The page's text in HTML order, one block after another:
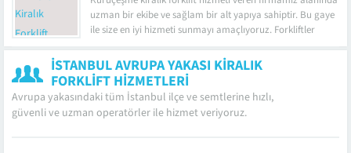
forklift...
uzman bir ekibe ve sağlam bir alt yapıya sahiptir. Bu gaye
ile size en iyi hizmeti sunmayı amaçlıyoruz. Forkliftler
yüklerin taşınmasında ve bu yükleri taşınma amacı ile
kullanılmaktadır. İnsan gücünün yetersiz kalması
durumunda ise bu...
İSTANBUL AVRUPA YAKASI KIRALIK
FORKLIFT HIZMETLERI
Avrupa yakasındaki tüm İstanbul ilçe ve semtlerine hızlı,
güvenli ve uzman operatörler ile hizmet veriyoruz.